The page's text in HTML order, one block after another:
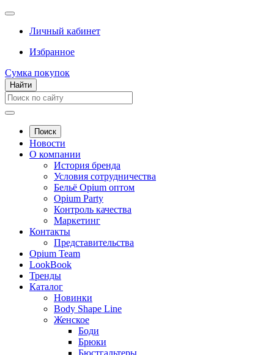
Личный кабинет
Избранное
Сумка покупок
Найти
Поиск
Новости
О компании
История бренда
Условия сотрудничества
Бельё Opium оптом
Opium Party
Контроль качества
Маркетинг
Контакты
Представительства
Opium Team
LookBook
Тренды
Каталог
Новинки
Body Shape Line
Женское
Боди
Брюки
Бюстгальтеры